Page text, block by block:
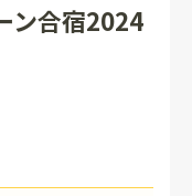
ン合宿2024